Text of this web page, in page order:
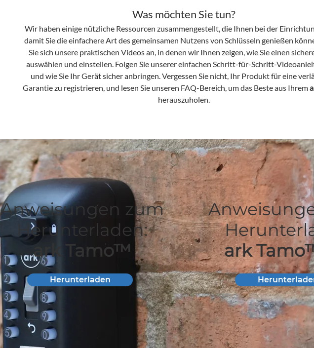
Was möchten Sie tun?​
Wir haben einige nützliche Ressourcen zusammengestellt, die Ihnen bei der
damit Sie die einfachere Art des gemeinsamen Nutzens von Schlüsseln genießen
Sie sich unsere praktischen Videos an, in denen wir Ihnen zeigen, wie Sie einen
auswählen und einstellen. Folgen Sie unserer einfachen Schritt-für-Schritt-
und wie Sie Ihr Gerät sicher anbringen. Vergessen Sie nicht, Ihr Produkt für eine
Garantie zu registrieren, und lesen Sie unseren FAQ-Bereich, um das Beste aus Ihrem
herauszuholen.
Anweisungen zum
Herunterladen:
ark Tamo™
Herunterladen
ark